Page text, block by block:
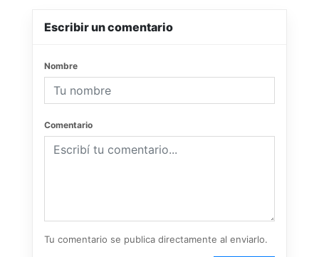
Escribir un comentario
Nombre
Comentario
Tu comentario se publica directamente al enviarlo.